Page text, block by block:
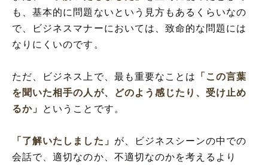
も、基本的に問題ないという見方もあるくらいなの
で、ビジネスマナーにおいては、致命的な問題には
なりにくいのです。
ただ、ビジネス上で、最も重要なことは
「この言葉
を聞いた相手の人が、どのよう感じたり、受け止め
るか」
ということです。
「了解いたしました」 が、ビジネスシーンの中での
会話で、適切なのか、不適切なのかを考えるより